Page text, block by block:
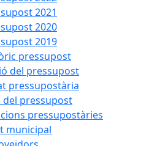
2021
2020
2019
pressupost
del pressupost
pressupostària
del pressupost
pressupostàries
municipal